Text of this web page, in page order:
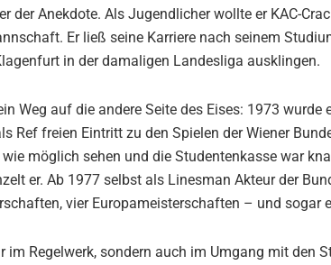
der Anekdote. Als Jugendlicher wollte er KAC-
Er ließ seine Karriere nach seinem
in der damaligen Landesliga ausklingen.
Weg auf die andere Seite des Eises: 1973 wurde
Ref freien Eintritt zu den Spielen der Wiener
möglich sehen und die Studentenkasse war
er. Ab 1977 selbst als Linesman Akteur der
vier Europameisterschaften – und sogar
im Regelwerk, sondern auch im Umgang mit den